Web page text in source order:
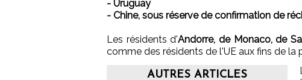
- Uruguay
- Chine, sous réserve de confirmation de
Les résidents d'Andorre, de Monaco, de
comme des résidents de l'UE aux fins de la
AUTRES ARTICLES